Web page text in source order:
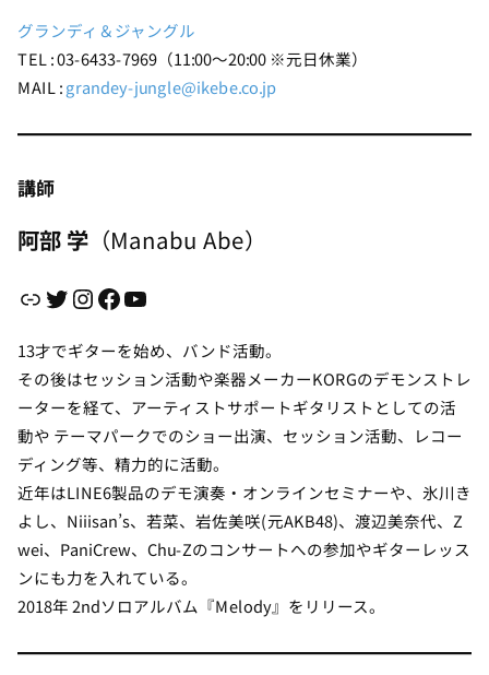
グランディ＆ジャングル
TEL : 03-6433-7969（11:00～20:00 ※元日休業）
MAIL :grandey-jungle@ikebe.co.jp
講師
阿部 学（Manabu Abe）
リンクTwitter InstagramFacebook YouTube
13才でギターを始め、バンド活動。
その後はセッション活動や楽器メーカーKORGのデモンストレ
ーターを経て、アーティストサポートギタリストとしての活
動や テーマパークでのショー出演、セッション活動、レコー
ディング等、精力的に活動。
近年はLINE6製品のデモ演奏・オンラインセミナーや、氷川き
よし、Niiisan’s、若菜、岩佐美咲(元AKB48)、渡辺美奈代、Z
wei、PaniCrew、Chu-Zのコンサートへの参加やギターレッス
ンにも力を入れている。
2018年 2ndソロアルバム『Melody』をリリース。